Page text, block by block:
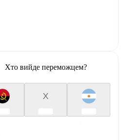
Хто вийде переможцем?
X